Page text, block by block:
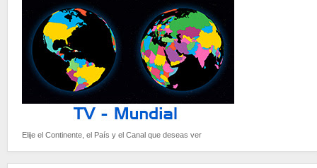
Elije el Continente, el País y el Canal que deseas ver